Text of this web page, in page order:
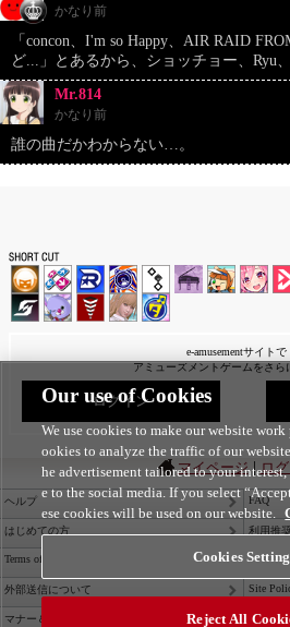
かなり前
「concon、I'm so Happy、AIR RAID
ど...」とあるから、ショッチョー、Ryu
Mr.814
かなり前
誰の曲だかわからない…。
e-amusementサイトで
アミューズメントゲームをさら
ログイン
マイページ|ロ
ヘルプ FAQ
はじめての方 利用推
Terms of Service Privacy
外部送信について Site
マナー＆ルール Contact
Our use of Cookies
We use cookies to make our website work
ookies to analyze the traffic of our
he advertisement tailored to your
e to the social media. If you select
ese cookies will be used on our website.
Cookies
Reject All